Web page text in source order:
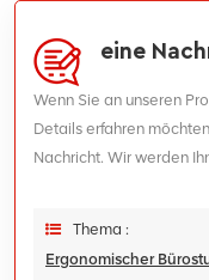
eine
Wenn Sie an unseren
Details erfahren
Nachricht. Wir werden
Thema :